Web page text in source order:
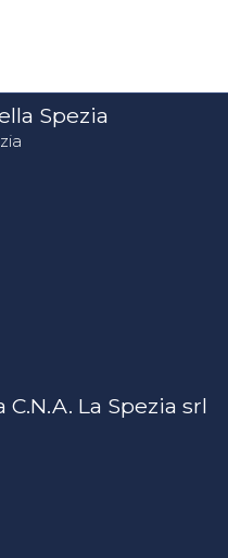
Spezia
La Spezia srl